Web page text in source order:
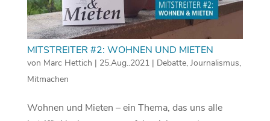
MITSTREITER #2: WOHNEN UND MIETEN
von Marc Hettich | 25.Aug..2021| Debatte, Journalismus,
Mitmachen
Wohnen und Mieten – ein Thema, das uns alle